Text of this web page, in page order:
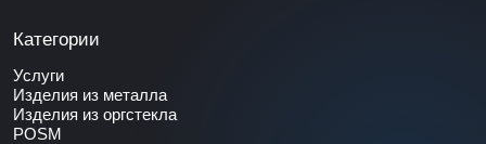
Категории
Услуги
Изделия из металла
Изделия из оргстекла
POSM